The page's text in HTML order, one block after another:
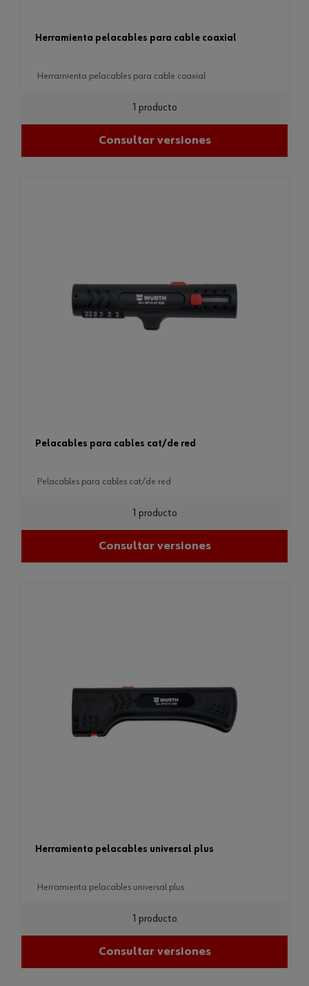
herramienta pelacables para cable coaxial
herramienta pelacables para cable coaxial
1 producto
Consultar versiones
pelacables para cables cat/de red
pelacables para cables cat/de red
1 producto
Consultar versiones
herramienta pelacables universal plus
herramienta pelacables universal plus
1 producto
Consultar versiones